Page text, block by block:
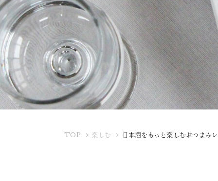
TOPK
楽しむ 日本酒をもっと楽しむおつまみ